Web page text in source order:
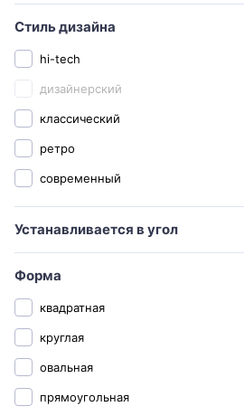
Iddis
Ideal Standard
Jaquar
Laguraty
Стиль дизайна
hi-tech
дизайнерский
классический
ретро
современный
Устанавливается в угол
Форма
квадратная
круглая
овальная
прямоугольная